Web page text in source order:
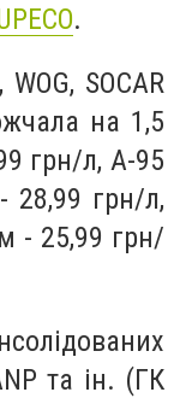
.
SOCAR
на 1,5
грн/л, А-95
28,99 грн/л,
- 25,99 грн/
та ін. (ГК